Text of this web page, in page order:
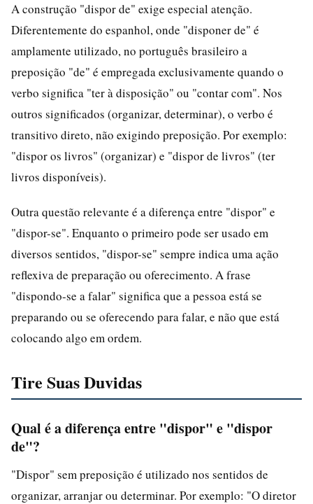
A construção "dispor de" exige especial atenção.
Diferentemente do espanhol, onde "disponer de" é
amplamente utilizado, no português brasileiro a
preposição "de" é empregada exclusivamente quando o
verbo significa "ter à disposição" ou "contar com". Nos
outros significados (organizar, determinar), o verbo é
transitivo direto, não exigindo preposição. Por exemplo:
"dispor os livros" (organizar) e "dispor de livros" (ter
livros disponíveis).
Outra questão relevante é a diferença entre "dispor" e
"dispor-se". Enquanto o primeiro pode ser usado em
diversos sentidos, "dispor-se" sempre indica uma ação
reflexiva de preparação ou oferecimento. A frase
"dispondo-se a falar" significa que a pessoa está se
preparando ou se oferecendo para falar, e não que está
colocando algo em ordem.
Tire Suas Duvidas
Qual é a diferença entre "dispor" e "dispor
de"?
"Dispor" sem preposição é utilizado nos sentidos de
organizar, arranjar ou determinar. Por exemplo: "O diretor